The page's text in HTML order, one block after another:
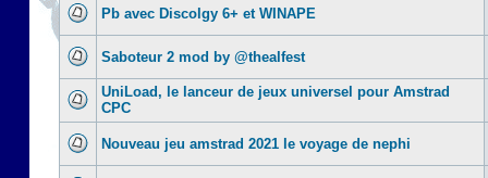
Pb avec Discolgy 6+ et WINAPE
Saboteur 2 mod by @thealfest
UniLoad, le lanceur de jeux universel pour Amstrad
CPC
Nouveau jeu amstrad 2021 le voyage de nephi